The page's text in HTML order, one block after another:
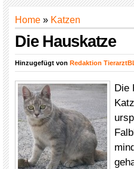
Home » Katzen
Die Hauskatze
Hinzugefügt von Redaktion
Die